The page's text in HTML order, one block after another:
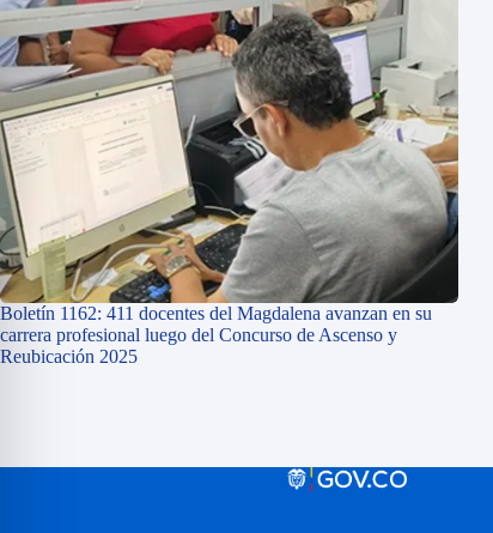
Boletín 1162: 411 docentes del Magdalena avanzan en su
carrera profesional luego del Concurso de Ascenso y
Reubicación 2025